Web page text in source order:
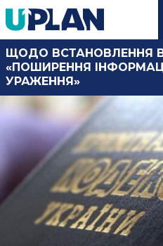
ЩОДО ВСТАНОВЛЕННЯ
«ПОШИРЕННЯ
УРАЖЕННЯ»